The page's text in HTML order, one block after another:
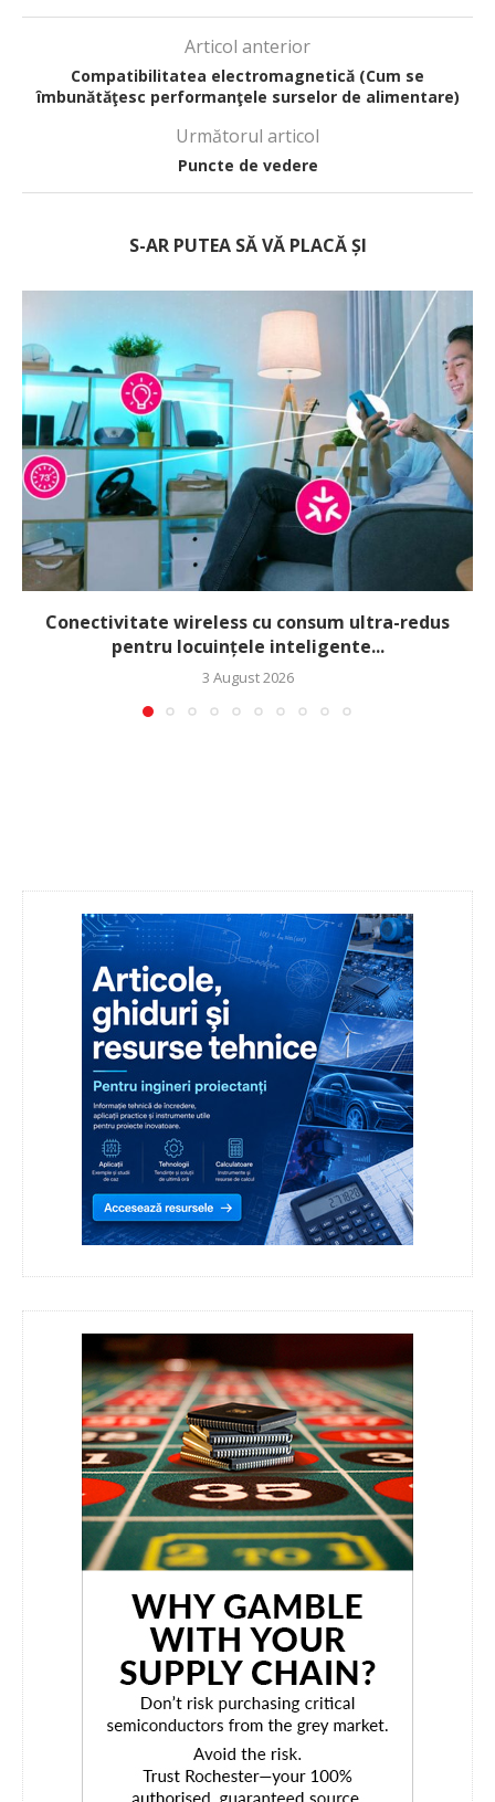
Articol anterior
Compatibilitatea electromagnetică (Cum se
îmbunătăţesc performanţele surselor de alimentare)
Următorul articol
Puncte de vedere
S-AR PUTEA SĂ VĂ PLACĂ ȘI
Conectivitate wireless cu consum ultra-redus
pentru locuințele inteligente...
3 August 2026